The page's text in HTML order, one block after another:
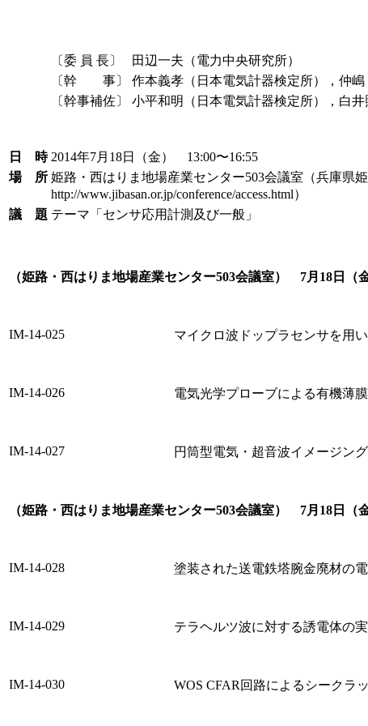
〔委 員 長〕
田辺一夫（電力中央研究所）
〔幹 事〕
作本義孝（日本電気計器検定所），仲
〔幹事補佐〕
小平和明（日本電気計器検定所），白井
日 時 2014年7月18日（金） 13:00〜16:55
場 所 姫路・西はりま地場産業センター503会議室（兵庫県
http://www.jibasan.or.jp/conference/access.html）
議 題 テーマ「センサ応用計測及び一般」
（姫路・西はりま地場産業センター503会議室） 7月18日
IM-14-025
マイクロ波ドップラセンサを用
IM-14-026
電気光学プローブによる有機薄
IM-14-027
円筒型電気・超音波イメージン
（姫路・西はりま地場産業センター503会議室） 7月18日
IM-14-028
塗装された送電鉄塔腕金廃材の
IM-14-029
テラヘルツ波に対する誘電体の
IM-14-030
WOS CFAR回路によるシークラ